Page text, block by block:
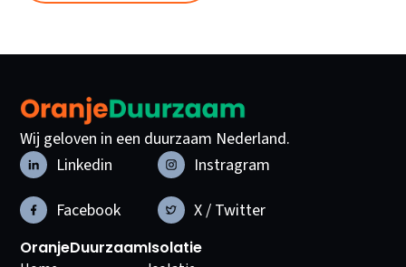
Wij geloven in een duurzaam Nederland.
Linkedin
Instragram
Facebook
X / Twitter
OranjeDuurzaamIsolatie